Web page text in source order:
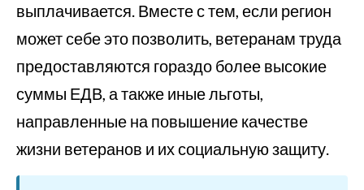
выплачивается. Вместе с тем, если регион
может себе это позволить, ветеранам труда
предоставляются гораздо более высокие
суммы ЕДВ, а также иные льготы,
направленные на повышение качестве
жизни ветеранов и их социальную защиту.